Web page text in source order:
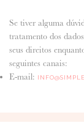
Se tiver alguma
tratamento dos
seus direitos
seguintes canais:
E-mail: